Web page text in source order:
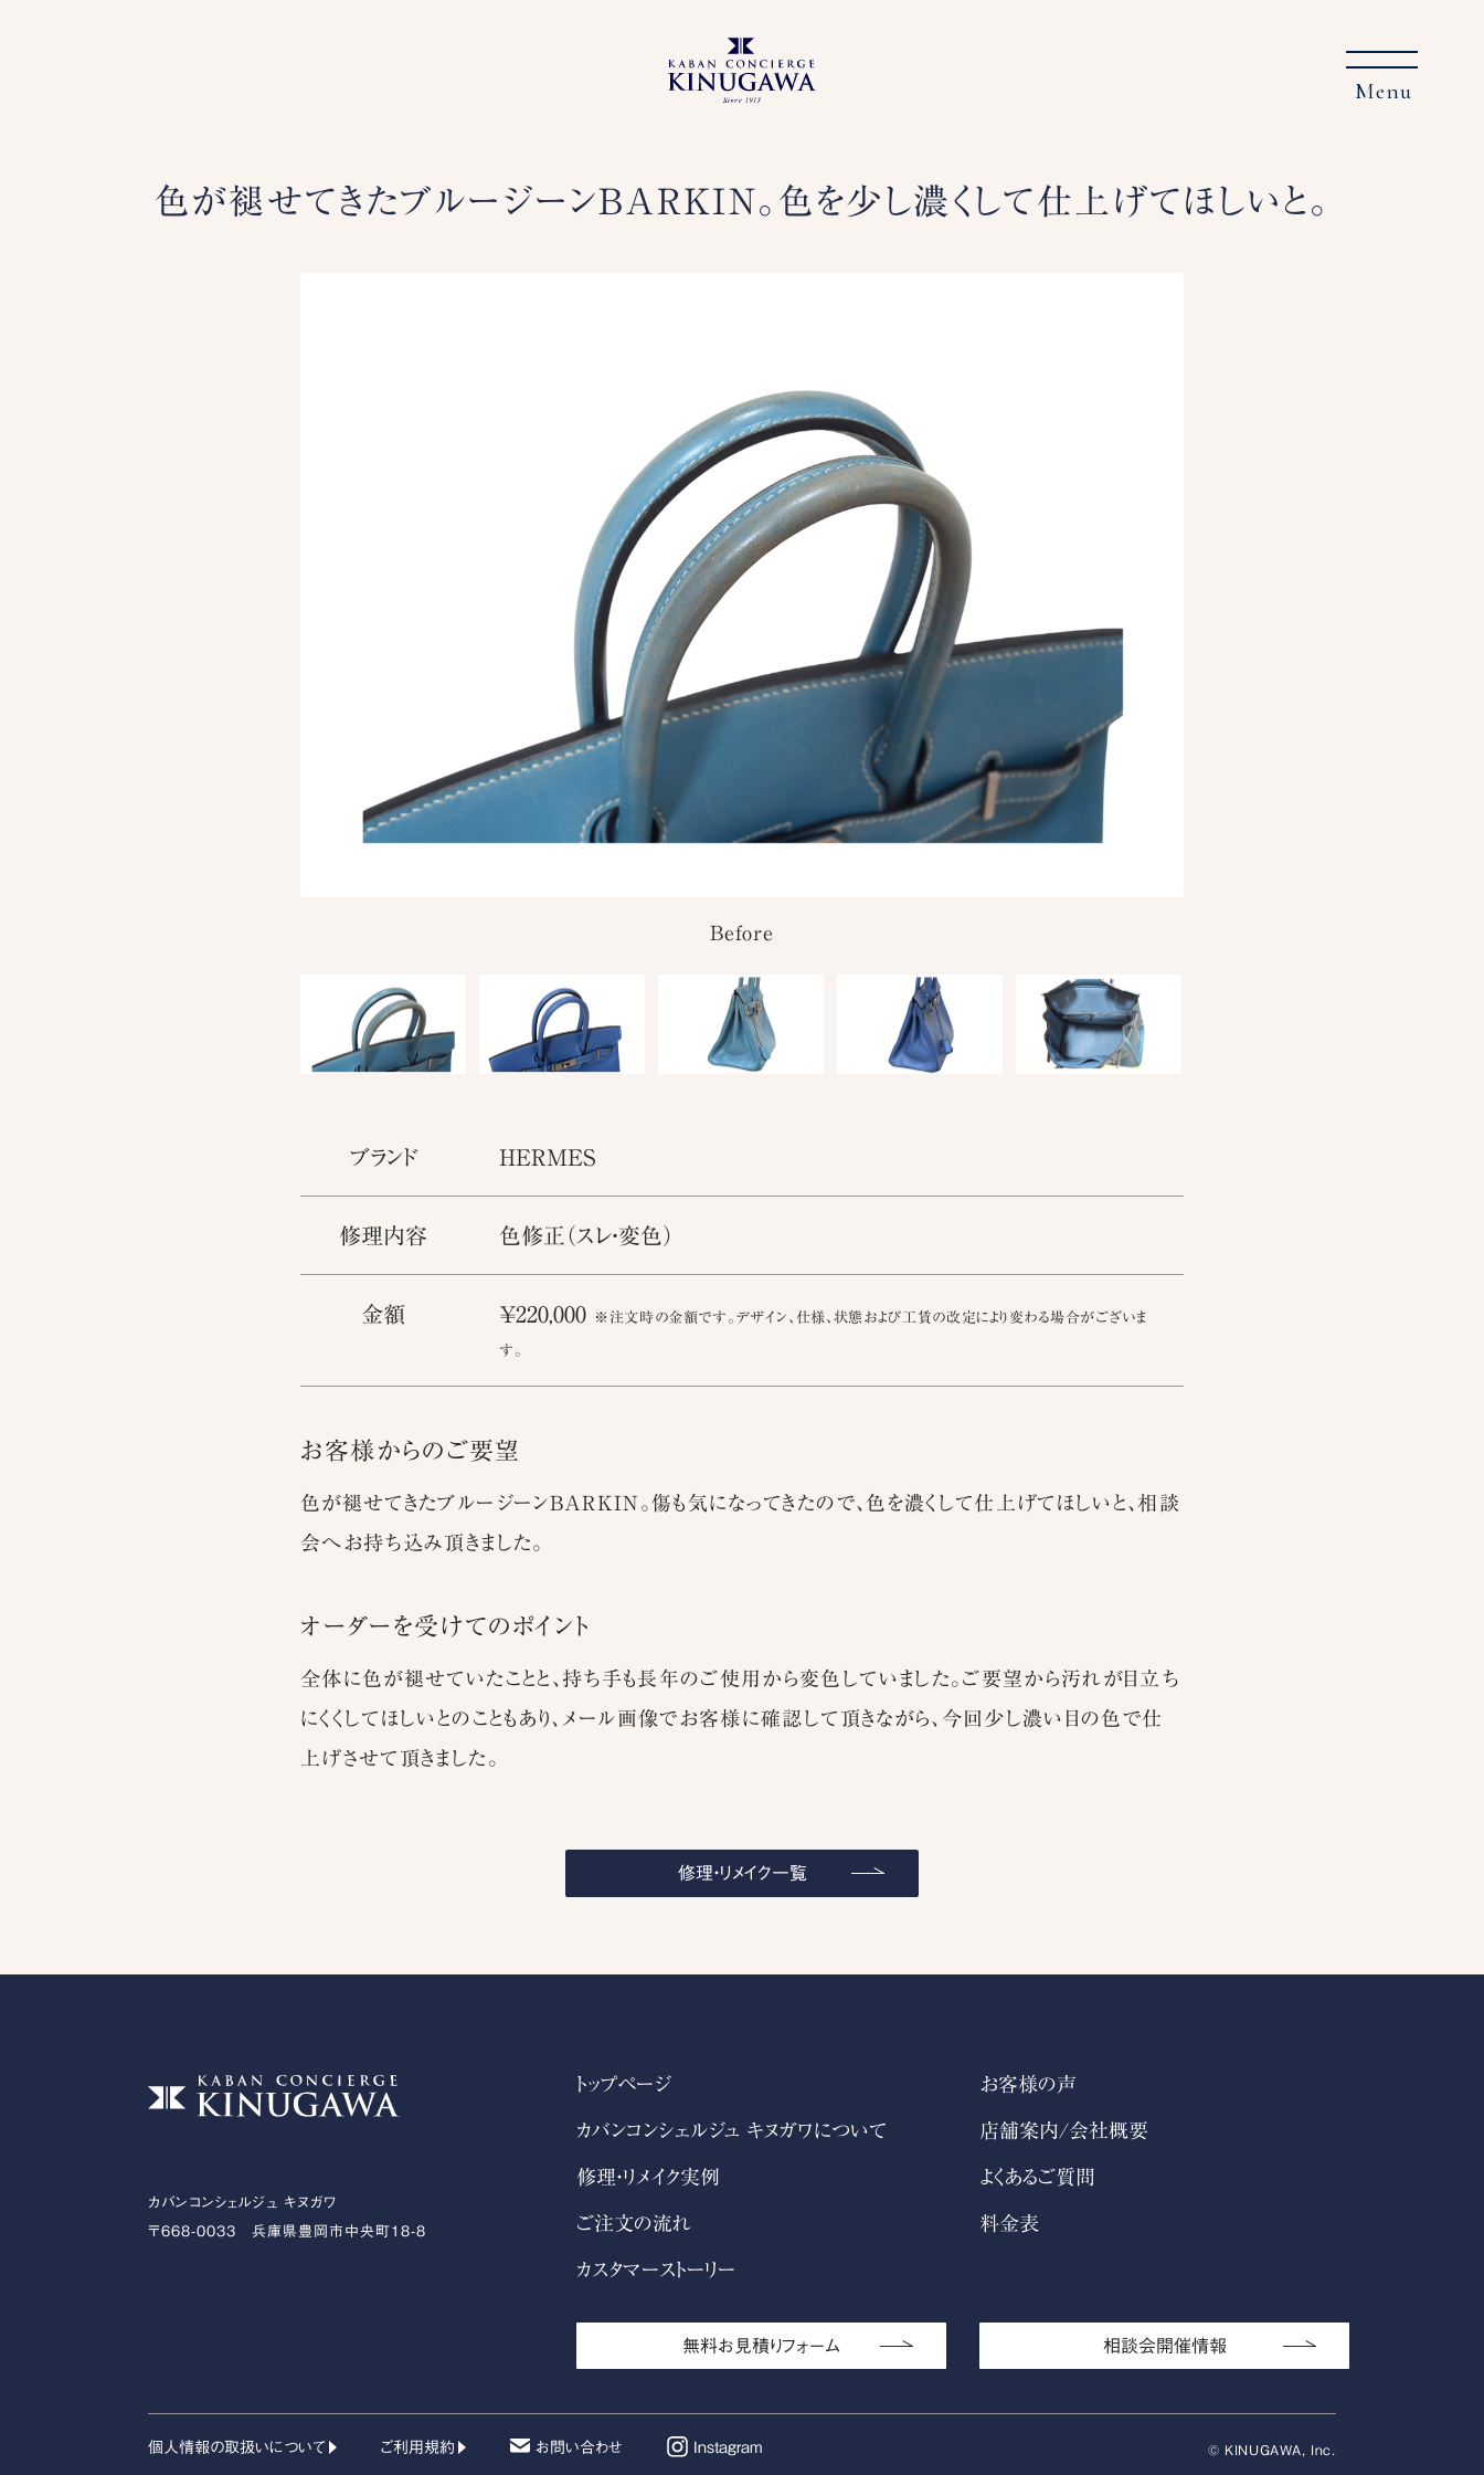
色が褪せてきたブルージーンBARKIN。色を少し濃くして仕上げてほしいと。
Before
ブランド HERMES
修理内容 色修正（スレ・変色）
金額 ￥220,000 ※注文時の金額です。デザイン、仕様、状態および工賃の改定により変わる場合がございま
す。
お客様からのご要望
色が褪せてきたブルージーンBARKIN。傷も気になってきたので、色を濃くして仕上げてほしいと、相談
会へお持ち込み頂きました。
オーダーを受けてのポイント
全体に色が褪せていたことと、持ち手も長年のご使用から変色していました。ご要望から汚れが目立ち
にくくしてほしいとのこともあり、メール画像でお客様に確認して頂きながら、今回少し濃い目の色で仕
上げさせて頂きました。
修理・リメイク一覧
カバンコンシェルジュ キヌガワ
〒668-0033 兵庫県豊岡市中央町18-8
トップページ
カバンコンシェルジュ キヌガワについて
修理・リメイク実例
ご注文の流れ
カスタマーストーリー
お客様の声
店舗案内/会社概要
よくあるご質問
料金表
無料お見積りフォーム 相談会開催情報
個人情報の取扱いについて ご利用規約 お問い合わせ Instagram © KINUGAWA, Inc.